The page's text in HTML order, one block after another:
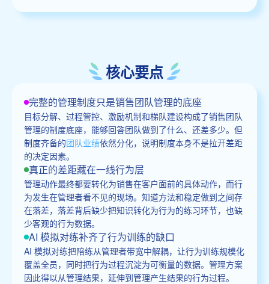
核心要点
完整的管理制度只是销售团队管理的底座
目标分解、过程管控、激励机制和梯队建设构成了销售团队
管理的制度底座，能够回答团队做到了什么、还差多少。但
制度齐备的团队业绩依然分化，说明制度本身不是拉开差距
的决定因素。
真正的差距藏在一线行为层
管理动作最终都要转化为销售在客户面前的具体动作，而行
为发生在管理者看不见的现场。知道方法和稳定做到之间存
在落差，落差背后缺少把知识转化为行为的练习环节，也缺
少客观的行为数据。
AI 模拟对练补齐了行为训练的缺口
AI 模拟对练把陪练从管理者带宽中解耦，让行为训练规模化
覆盖全员，同时把行为过程沉淀为可衡量的数据。管理方案
因此得以从管理结果，延伸到管理产生结果的行为过程。